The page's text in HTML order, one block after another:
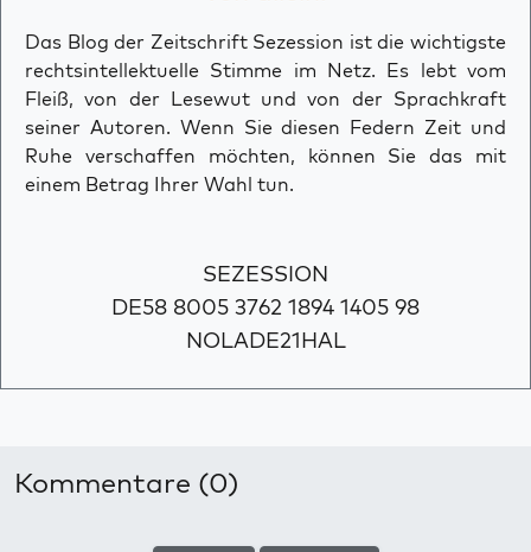
Das Blog der Zeitschrift Sezession ist die wichtigste
rechtsintellektuelle Stimme im Netz. Es lebt vom
Fleiß, von der Lesewut und von der Sprachkraft
seiner Autoren. Wenn Sie diesen Federn Zeit und
Ruhe verschaffen möchten, können Sie das mit
einem Betrag Ihrer Wahl tun.
SEZESSION
DE58 8005 3762 1894 1405 98
NOLADE21HAL
Kommentare (0)